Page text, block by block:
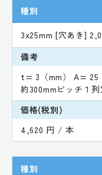
種別
3x25mm [穴あき]
備考
t= 3（mm） A= 25
約300mmピッチ１
価格(税別)
4,620 円 / 本
種別